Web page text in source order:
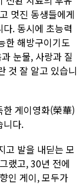
멋진 동생들에게
. 동시에 초능력
한 해방구이기도
눈물, 사랑과 질
것 잘 알고 있습니
한 게이영화(榮華)
니다.
고 발을 내딛는 모
랬고, 30년 전에
인 게이, 모두가